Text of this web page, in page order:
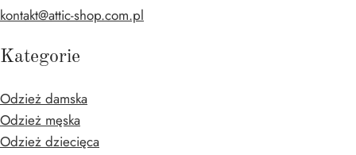
kontakt@attic-shop.com.pl
Kategorie
Odzież damska
Odzież męska
Odzież dziecięca